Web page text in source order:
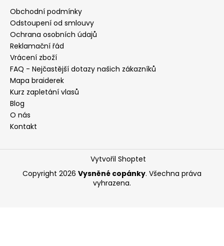
Obchodní podmínky
Odstoupení od smlouvy
Ochrana osobních údajů
Reklamační řád
Vrácení zboží
FAQ - Nejčastější dotazy našich zákazníků
Mapa braiderek
Kurz zapletání vlasů
Blog
O nás
Kontakt
Vytvořil Shoptet
Copyright 2026 Vysněné copánky. Všechna práva
vyhrazena.